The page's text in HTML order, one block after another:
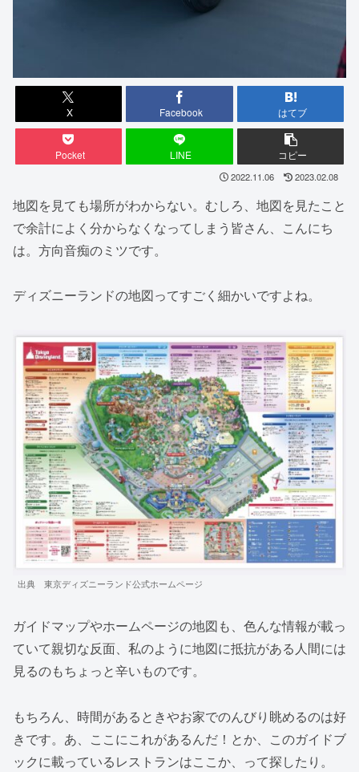
X Facebook はてブ
Pocket LINE コピー
2022.11.06 2023.02.08
地図を見ても場所がわからない。むしろ、地図を見たこと
で余計によく分からなくなってしまう皆さん、こんにち
は。方向音痴のミツです。
ディズニーランドの地図ってすごく細かいですよね。
出典 東京ディズニーランド公式ホームページ
ガイドマップやホームページの地図も、色んな情報が載っ
ていて親切な反面、私のように地図に抵抗がある人間には
見るのもちょっと辛いものです。
もちろん、時間があるときやお家でのんびり眺めるのは好
きです。あ、ここにこれがあるんだ！とか、このガイドブ
ックに載っているレストランはここか、って探したり。